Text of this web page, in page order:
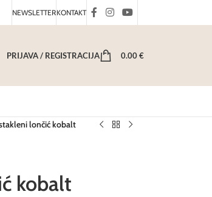
NEWSLETTERKONTAKT
PRIJAVA / REGISTRACIJA 0.00€
lončić kobalt
kobalt